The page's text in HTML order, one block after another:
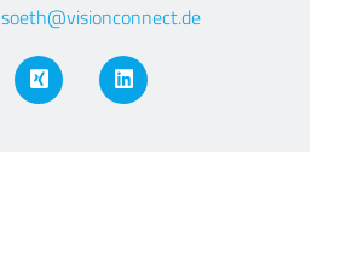
soeth@visionconnect.de
XING
LinkedIn